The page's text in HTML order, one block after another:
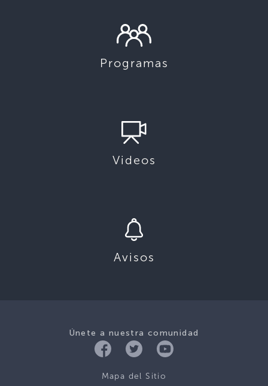
Programas
Videos
Avisos
Únete a nuestra comunidad
Mapa del Sitio